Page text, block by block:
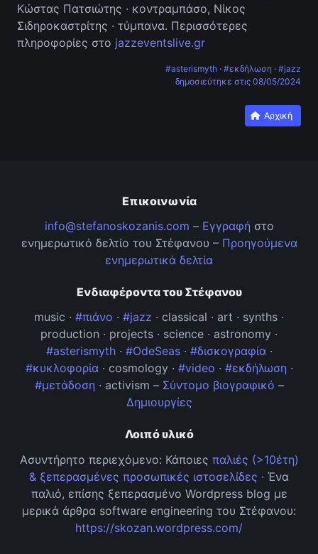
Κώστας Πατσιώτης · κοντραμπάσο, Νίκος
Σιδηροκαστρίτης · τύμπανα. Περισσότερες
πληροφορίες στο jazzeventslive.gr
#asterismyth · #εκδήλωση · #jazz
δημοσιεύτηκε στις 08/05/2024
Αρχική
Επικοινωνία
info@stefanoskozanis.com – Εγγραφήστο
ενημερωτικό δελτίο του Στέφανου – Προηγούμενα
ενημερωτικά δελτία
Ενδιαφέροντα του Στέφανου
music · #πιάνο · #jazz · classical · art · synths ·
production · projects · science · astronomy ·
#asterismyth· #OdeSeas· #δισκογραφία·
#κυκλοφορία· cosmology · #video · #εκδήλωση·
#μετάδοση· activism – Σύντομο βιογραφικό –
Δημιουργίες
Λοιπό υλικό
Ασυντήρητο περιεχόμενο: Κάποιες παλιές (>10έτη)
& ξεπερασμένες προσωπικές ιστοσελίδες · Ένα
παλιό, επίσης ξεπερασμένο Wordpress blog με
μερικά άρθρα software engineering του Στέφανου:
https://skozan.wordpress.com/